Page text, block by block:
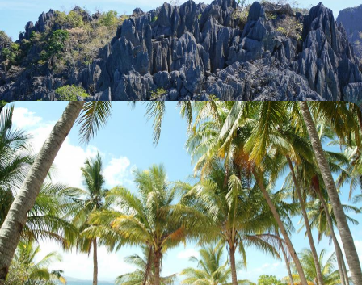
Les rizières d’altitude de Banaue, les lagons turquoise de Busuanga :
des paysages parmi les plus beaux d’Asie
15 jours, de 4700 à 6300 €
Aux Philippines - Trois des plus belles plages du
monde en bungalow
La splendeur des paysages de l'île de Palawan : plages de sable fin, mer
turquoise, lagons et îlots karstiques
14 jours, de 4700 à 6300 €